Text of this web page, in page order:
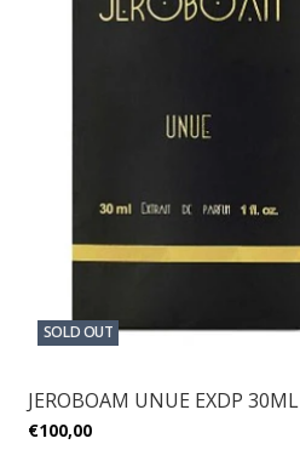
SOLD OUT
JEROBOAM UNUE EXDP 30ML
€100,00